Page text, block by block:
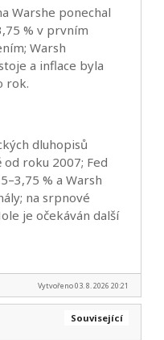
Warshe ponechal
% v prvním
Warsh
a inflace byla
rok.
dluhopisů
roku 2007; Fed
% a Warsh
na srpnové
je očekáván další
Vytvořeno 03. 8. 2026 20:21
Související